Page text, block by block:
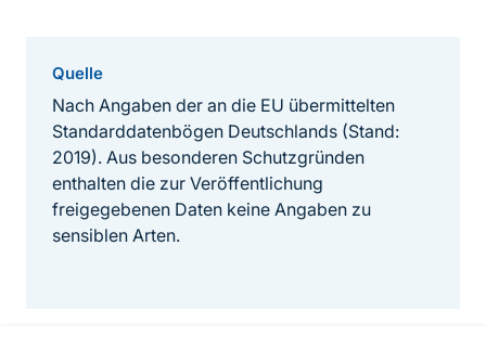
Quelle
Nach Angaben der an die EU übermittelten
Standarddatenbögen Deutschlands (Stand:
2019). Aus besonderen Schutzgründen
enthalten die zur Veröffentlichung
freigegebenen Daten keine Angaben zu
sensiblen Arten.